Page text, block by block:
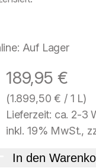
Auf Lager
189,95 €
(1.899,50€ / 1 L)
Lieferzeit: ca. 2-3
inkl. 19% MwSt.,
In den